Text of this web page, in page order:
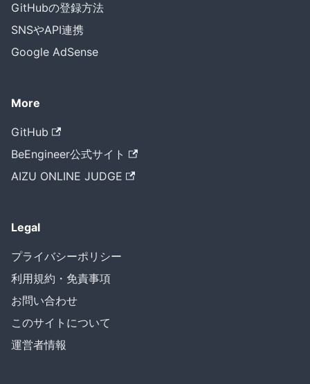
GitHubの登録方法
SNSやAPI連携
Google AdSense
More
GitHub
BeEngineer公式サイト
AIZU ONLINE JUDGE
Legal
プライバシーポリシー
利用規約・免責事項
お問い合わせ
このサイトについて
運営者情報